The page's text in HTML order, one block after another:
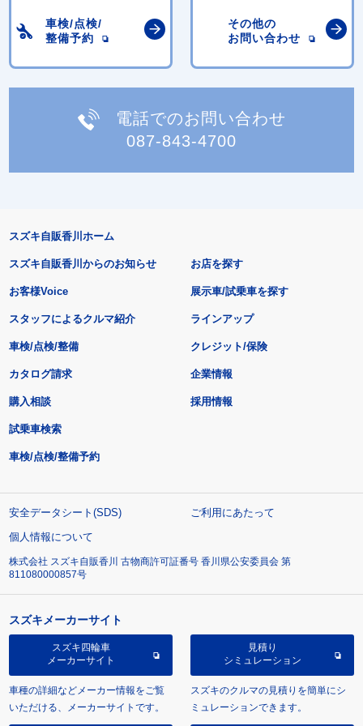
車検/点検/
整備予約
その他の
お問い合わせ
電話でのお問い合わせ
087-843-4700
スズキ自販香川ホーム
スズキ自販香川からのお知らせ
お客様Voice
スタッフによるクルマ紹介
お店を探す
展示車/試乗車を探す
ラインアップ
車検/点検/整備 クレジット/保険
カタログ請求
購入相談
試乗車検索
車検/点検/整備予約
企業情報
採用情報
安全データシート(SDS)
ご利用にあたって
個人情報について
株式会社 スズキ自販香川 古物商許可証番号 香川県公安委員会 第
811080000857号
スズキメーカーサイト
スズキ四輪車
メーカーサイト
車種の詳細などメーカー情報をご覧
いただける、メーカーサイトです。
見積り
シミュレーション
スズキのクルマの見積りを簡単にシ
ミュレーションできます。